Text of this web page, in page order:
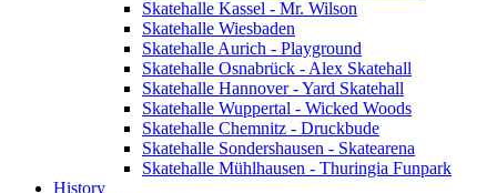
Skatehalle Kassel - Mr. Wilson
Skatehalle Wiesbaden
Skatehalle Aurich - Playground
Skatehalle Osnabrück - Alex Skatehall
Skatehalle Hannover - Yard Skatehall
Skatehalle Wuppertal - Wicked Woods
Skatehalle Chemnitz - Druckbude
Skatehalle Sondershausen - Skatearena
Skatehalle Mühlhausen - Thuringia Funpark
History